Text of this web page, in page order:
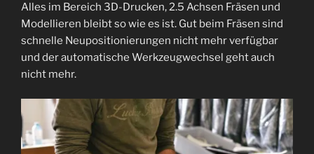
Alles im Bereich 3D-Drucken, 2.5 Achsen Fräsen und
Modellieren bleibt so wie es ist. Gut beim Fräsen sind
schnelle Neupositionierungen nicht mehr verfügbar
und der automatische Werkzeugwechsel geht auch
nicht mehr.